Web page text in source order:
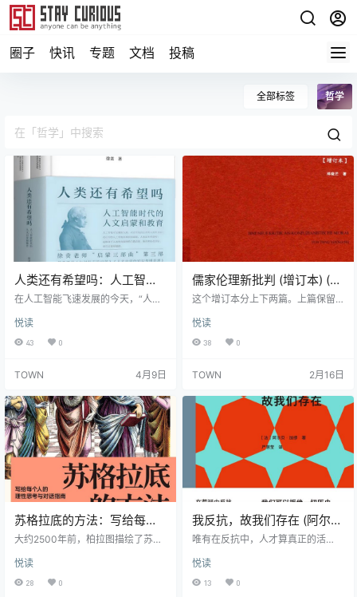
圈子 快讯 专题 文档 投稿
全部标签 哲学
人类还有希望吗：人工智能
时代的人文启蒙和教育 (上
在人工智能飞速发展的今天，“人类
不面对的现实性追问。技术带来了
前所未有的便利，也带来了深刻的
灭我们。面对这场文明的深刻转
塑教育、并思考智能与伦理的未来
边界？ 本书从“后康德”的视角出
发，提出一种面向人工智能时代的
人文启蒙路径。它不是复古的呼
唤，也不是悲观的预言，而是一种
悦读
43 0
TOWN 4月9日
儒家伦理新批判 (增订本) (邓
晓芒)
这个增订本分上下两篇。上篇保留
关于儒家伦理的那场论战的基本内
容；下篇是论战的余绪，并补入阐
及历史作用，忠与孝的关系，对儒
辑和仁德、或理性与情感的关系等
正反双方的辩难。此外，论题还涉
及对苏格拉底与游叙弗伦的关于子
讼父是否合乎正义原则的辩难的理
解，儒家亲亲相隐与罗马法及西方
现代法…
悦读
38 0
TOWN 2月16日
苏格拉底的方法：写给每个
人的理性思考与对话指南 (沃
大约2500年前，柏拉图描绘了苏格
方式及其原因，构成了一种完整的
思维方式，这就是苏格拉底的方
法，该方法不仅仅是一种技术，更
悦读
28 0
我反抗，故我们存在 (阿尔贝
·加缪) (epub,azw3)
唯有在反抗中，人才算真正的活
年构思的代表作，他自己zui为钟爱
的一本书。 上市半年便售出6万多
册，像一枚炸弹炸翻了整个法国思
悦读
13 0